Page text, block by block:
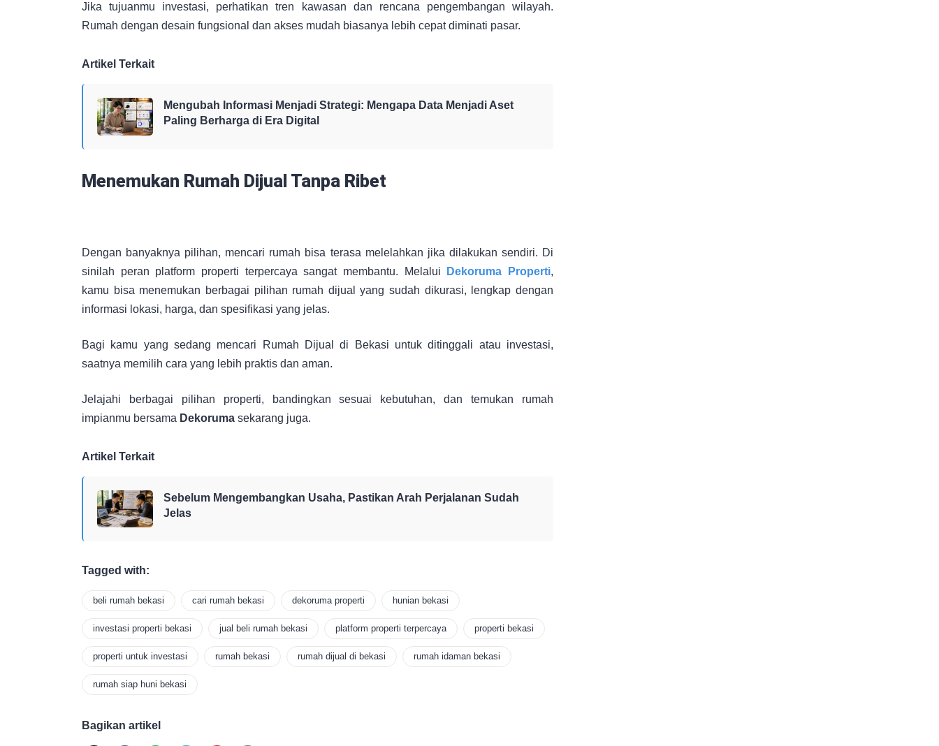
Jika tujuanmu investasi, perhatikan tren kawasan dan rencana pengembangan wilayah.
Rumah dengan desain fungsional dan akses mudah biasanya lebih cepat diminati pasar.
Artikel Terkait
Mengubah Informasi Menjadi Strategi: Mengapa Data Menjadi Aset
Paling Berharga di Era Digital
Menemukan Rumah Dijual Tanpa Ribet
Dengan banyaknya pilihan, mencari rumah bisa terasa melelahkan jika dilakukan sendiri. Di
sinilah peran platform properti terpercaya sangat membantu. Melalui
Dekoruma Properti,
kamu bisa menemukan berbagai pilihan rumah dijual yang sudah dikurasi, lengkap dengan
informasi lokasi, harga, dan spesifikasi yang jelas.
Bagi kamu yang sedang mencari Rumah Dijual di Bekasi untuk ditinggali atau investasi,
saatnya memilih cara yang lebih praktis dan aman.
Jelajahi berbagai pilihan properti, bandingkan sesuai kebutuhan, dan temukan rumah
impianmu bersama Dekoruma sekarang juga.
Artikel Terkait
Sebelum Mengembangkan Usaha, Pastikan Arah Perjalanan Sudah
Jelas
Tagged with:
beli rumah bekasi cari rumah bekasi dekoruma properti hunian bekasi
investasi properti bekasi jual beli rumah bekasi platform properti terpercaya properti bekasi
properti untuk investasi rumah bekasi rumah dijual di bekasi rumah idaman bekasi
rumah siap huni bekasi
Bagikan artikel